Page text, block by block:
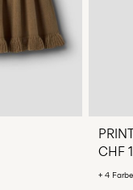
CHF
+ 4